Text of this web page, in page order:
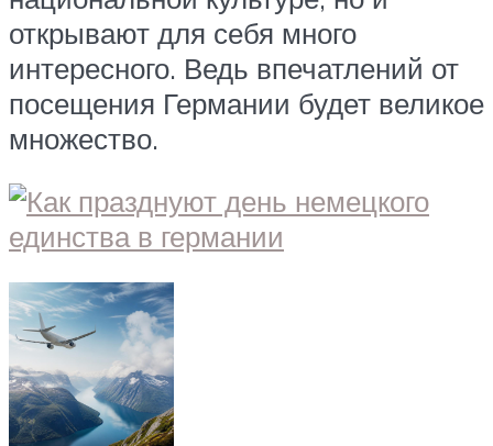
открывают для себя много
интересного. Ведь впечатлений от
посещения Германии будет великое
множество.